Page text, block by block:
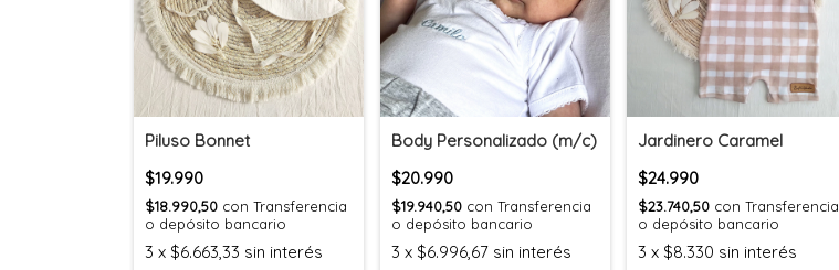
Piluso Bonnet
$19.990
$18.990,50 con Transferencia
o depósito bancario
3 x $6.663,33 sin interés
Body Personalizado (m/c)
$20.990
$19.940,50 con Transferencia
o depósito bancario
3 x $6.996,67 sin interés
Jardinero Caramel
$24.990
$23.740,50 con Transferencia
o depósito bancario
3 x $8.330 sin interés